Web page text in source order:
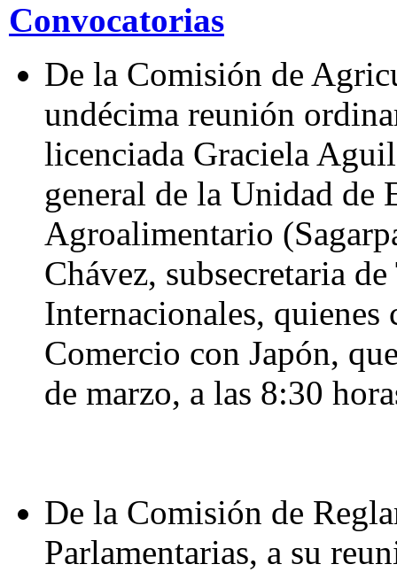
Convocatorias
De la Comisión de
undécima reunión
licenciada Graciela
general de la Unidad de
Agroalimentario
Chávez, subsecretaria
Internacionales,
Comercio con Japón,
de marzo, a las 8:30
De la Comisión de
Parlamentarias, a su